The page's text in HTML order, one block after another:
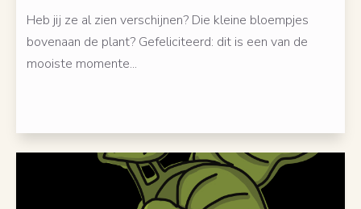
Heb jij ze al zien verschijnen? Die kleine bloempjes
bovenaan de plant? Gefeliciteerd: dit is een van de
mooiste momente...